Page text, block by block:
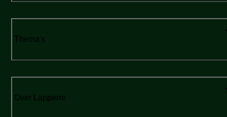
Thema's
Over Lapperre